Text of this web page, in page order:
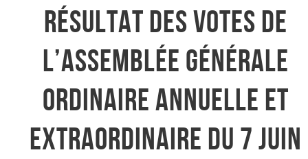
Résultat des votes de
l’Assemblée Générale
Ordinaire Annuelle et
Extraordinaire du 7 juin